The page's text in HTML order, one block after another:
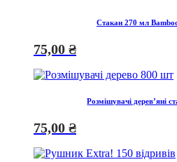
Стакан 270 мл
75,00 ₴
Розмішувачі деревʼяні
75,00 ₴